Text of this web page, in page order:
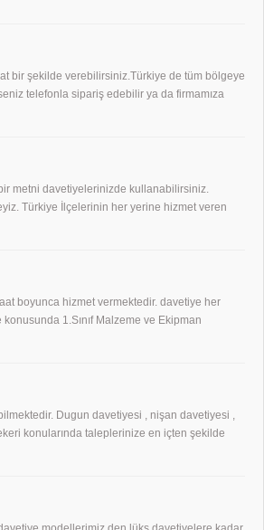
bir şekilde verebilirsiniz.Türkiye de tüm bölgeye
telefonla sipariş edebilir ya da firmamıza
metni davetiyelerinizde kullanabilirsiniz.
Türkiye İlçelerinin her yerine hizmet veren
boyunca hizmet vermektedir. davetiye her
1.Sınıf Malzeme ve Ekipman
Dugun davetiyesi , nişan davetiyesi ,
konularında taleplerinize en içten şekilde